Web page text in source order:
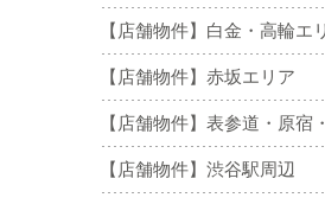
【店舗物件】白金・高輪エ
【店舗物件】赤坂エリア
【店舗物件】表参道・原宿
【店舗物件】渋谷駅周辺